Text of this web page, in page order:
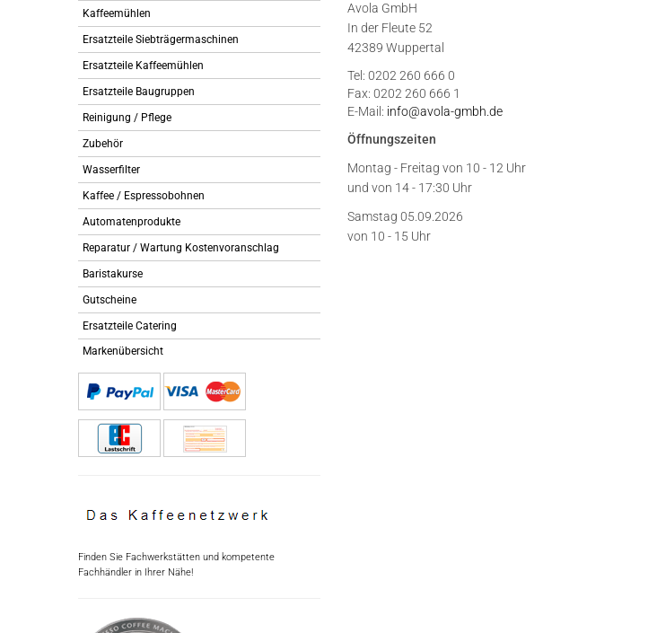
Kaffeemühlen
Ersatzteile Siebträgermaschinen
Ersatzteile Kaffeemühlen
Ersatzteile Baugruppen
Reinigung / Pflege
Zubehör
Wasserfilter
Kaffee / Espressobohnen
Automatenprodukte
Reparatur / Wartung Kostenvoranschlag
Baristakurse
Gutscheine
Ersatzteile Catering
Markenübersicht
Finden Sie Fachwerkstätten und kompetente
Fachhändler in Ihrer Nähe!
Avola GmbH
In der Fleute 52
42389 Wuppertal
Tel: 0202 260 666 0
Fax: 0202 260 666 1
E-Mail: info@avola-gmbh.de
Öffnungszeiten
Montag - Freitag von 10 - 12 Uhr
und von 14 - 17:30 Uhr
Samstag 05.09.2026
von 10 - 15 Uhr